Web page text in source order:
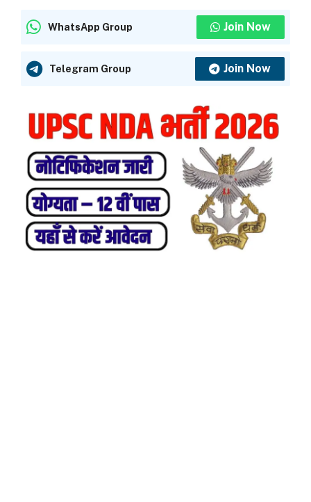
WhatsApp Group Join Now
Telegram Group Join Now